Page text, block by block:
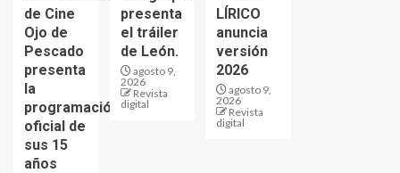
de Cine
Ojo de
Pescado
presenta
la
programación
oficial de
sus 15
años
presenta
el tráiler
de León.
agosto 9,
2026
Revista
digital
LÍRICO
anuncia
versión
2026
agosto 9,
2026
Revista
digital